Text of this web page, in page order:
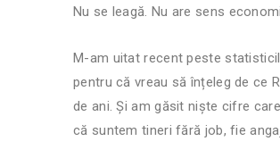
Nu se leagă. Nu are sens
M-am uitat recent peste
pentru că vreau să înțeleg de ce
de ani. Și am găsit niște cifre
că suntem tineri fără job, fie